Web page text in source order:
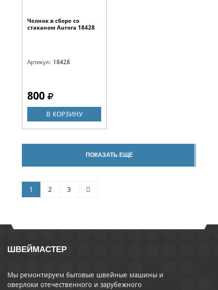
Челнок в сборе со
стаканом Aurora 18428
Артикул: 18428
800
В КОРЗИНУ
ПОКАЗАТЬ ЕЩЁ
1 2 3
ШВЕЙМАСТЕР
Мы ремонтируем бытовые швейные машины и
оверлоки отечественного и зарубежного